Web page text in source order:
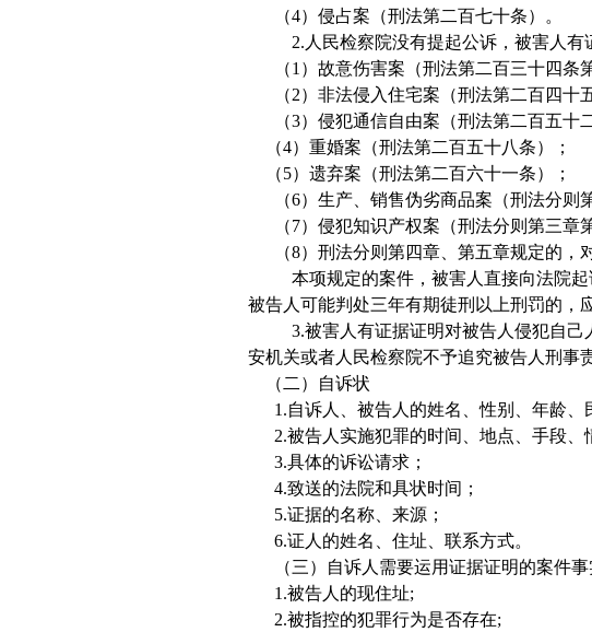
（4）侵占案（刑法第二百七十条）。
2. 人民检察院没有提起公诉，被害人
（1 ）故意伤害案（刑法第二百三十四条
（2）非法侵入住宅案（刑法第二百四十
（3）侵犯通信自由案（刑法第二百五十
（4）重婚案（刑法第二百五十八条）；
（5）遗弃案（刑法第二百六十一条）；
（6）生产、销售伪劣商品案（刑法分则
（7）侵犯知识产权案（刑法分则第三章
（8）刑法分则第四章、第五章规定的，
本项规定的案件，被害人直接向法院
被告人可能判处三年有期徒刑以上刑罚的，
3.被害人有证据证明对被告人侵犯自
安机关或者人民检察院不予追究被告人刑事
（二）自诉状
1.自诉人、被告人的姓名、性别、年龄
2.被告人实施犯罪的时间、地点、手段、
3.具体的诉讼请求；
4.致送的法院和具状时间；
5.证据的名称、来源；
6.证人的姓名、住址、联系方式。
（三）自诉人需要运用证据证明的案件事
1.被告人的现住址;
2.被指控的犯罪行为是否存在;